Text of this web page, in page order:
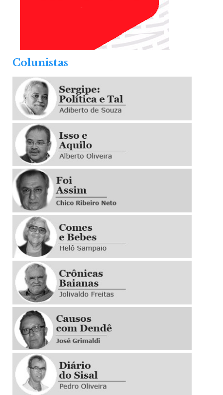
.
Colunistas